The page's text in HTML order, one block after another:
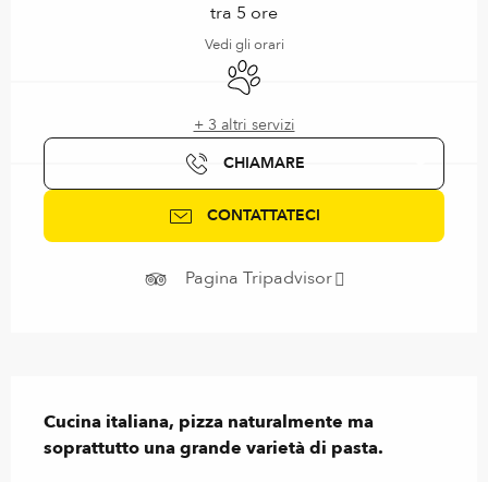
tra 5 ore
Vedi gli orari
Animali ammessi
+ 3 altri servizi
CHIAMARE
CONTATTATECI
Pagina Tripadvisor
Cucina italiana, pizza naturalmente ma
soprattutto una grande varietà di pasta.